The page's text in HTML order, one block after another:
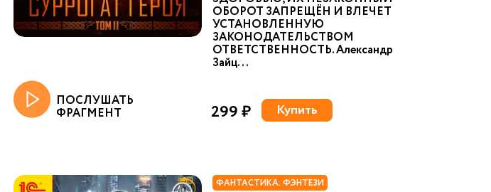
ОБОРОТ ЗАПРЕЩЁН И ВЛЕЧЕТ
УСТАНОВЛЕННУЮ
ЗАКОНОДАТЕЛЬСТВОМ
ОТВЕТСТВЕННОСТЬ. Александр
Зайц...
ПОСЛУШАТЬ
ФРАГМЕНТ 299 ₽ Купить
ФАНТАСТИКА. ФЭНТЕЗИ